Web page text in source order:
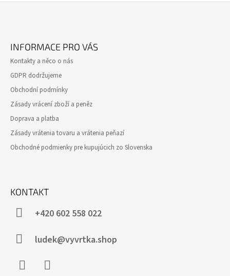
INFORMACE PRO VÁS
Kontakty a něco o nás
GDPR dodržujeme
Obchodní podmínky
Zásady vrácení zboží a peněz
Doprava a platba
Zásady vrátenia tovaru a vrátenia peňazí
Obchodné podmienky pre kupujúcich zo Slovenska
KONTAKT
+420 602 558 022
ludek@vyvrtka.shop